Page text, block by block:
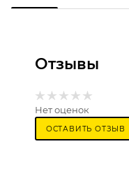
Отзывы
Нет оценок
ОСТАВИТЬ ОТЗЫВ